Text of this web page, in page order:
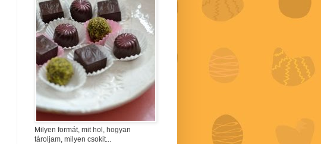
Milyen formát, mit hol, hogyan
tároljam, milyen csokit...